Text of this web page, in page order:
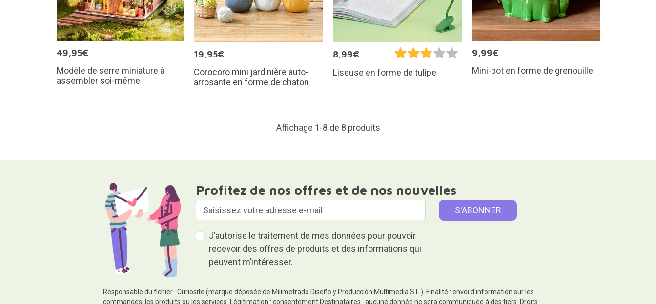
49,95€
Modèle de serre miniature à
assembler soi-même
19,95€
Corocoro mini jardinière auto-
arrosante en forme de chaton
8,99€
Liseuse en forme de tulipe
9,99€
Mini-pot en forme de grenouille
Affichage 1-8 de 8 produits
Profitez de nos offres et de nos nouvelles
J’autorise le traitement de mes données pour pouvoir
recevoir des offres de produits et des informations qui
peuvent m’intéresser.
Responsable du fichier : Curiosite (marque déposée de Milimetrado Diseño y Producción Multimedia S.L.). Finalité : envoi d'information sur les
commandes, les produits ou les services. Légitimation : consentement.Destinataires : aucune donnée ne sera communiquée à des tiers. Droits :